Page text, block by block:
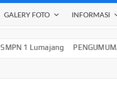
GALERY FOTO INFORMASI
PENGUMUMAN